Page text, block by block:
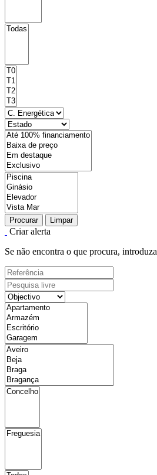
Procurar Limpar
Criar alerta
Se não encontra o que procura,